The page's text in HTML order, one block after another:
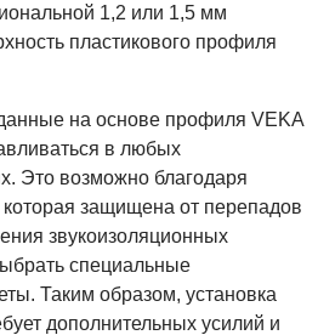
1,2 или 1,5 мм
пластикового профиля
на основе профиля VEKA
в любых
Это возможно благодаря
защищена от перепадов
звукоизоляционных
специальные
Таким образом, установка
дополнительных усилий и